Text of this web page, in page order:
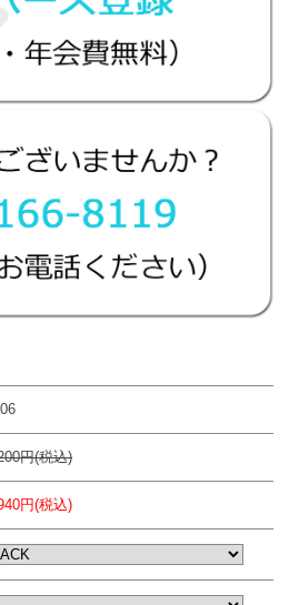
円(税込)
円(税込)